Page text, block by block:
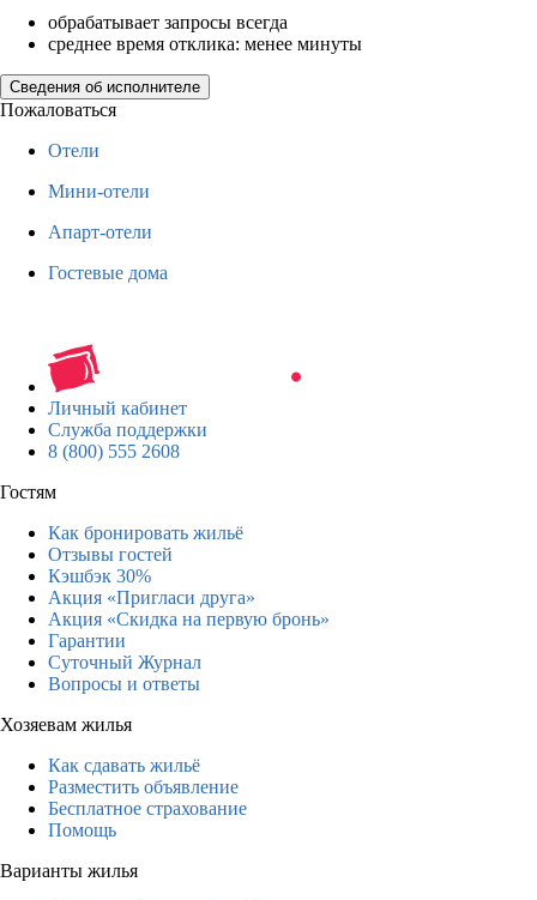
обрабатывает запросы всегда
среднее время отклика: менее минуты
Сведения об исполнителе
Пожаловаться
Отели
Мини-отели
Апарт-отели
Гостевые дома
Личный кабинет
Служба поддержки
8 (800) 555 2608
Гостям
Как бронировать жильё
Отзывы гостей
Кэшбэк 30%
Акция «Пригласи друга»
Акция «Скидка на первую бронь»
Гарантии
Суточный Журнал
Вопросы и ответы
Хозяевам жилья
Как сдавать жильё
Разместить объявление
Бесплатное страхование
Помощь
Варианты жилья